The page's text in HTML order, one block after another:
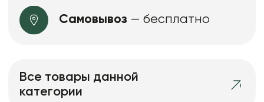
Самовывоз — бесплатно
Все товары данной
категории